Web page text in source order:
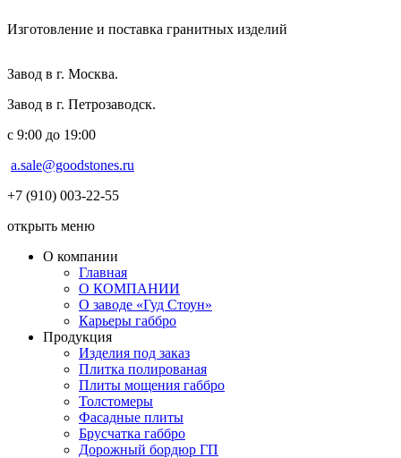
Изготовление и поставка гранитных изделий
Завод в г. Москва.
Завод в г. Петрозаводск.
с 9:00 до 19:00
a.sale@goodstones.ru
+7 (910) 003-22-55
открыть меню
О компании
Главная
О КОМПАНИИ
О заводе «Гуд Стоун»
Карьеры габбро
Продукция
Изделия под заказ
Плитка полированая
Плиты мощения габбро
Толстомеры
Фасадные плиты
Брусчатка габбро
Дорожный бордюр ГП